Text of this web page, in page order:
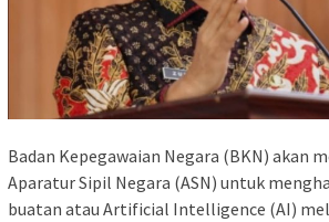
Badan Kepegawaian Negara (BKN) akan
Aparatur Sipil Negara (ASN) untuk
buatan atau Artificial Intelligence (AI)